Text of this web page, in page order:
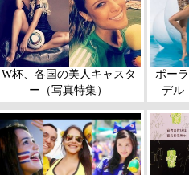
W杯、各国の美人キャスタ
ー（写真特集）
ポー
デル